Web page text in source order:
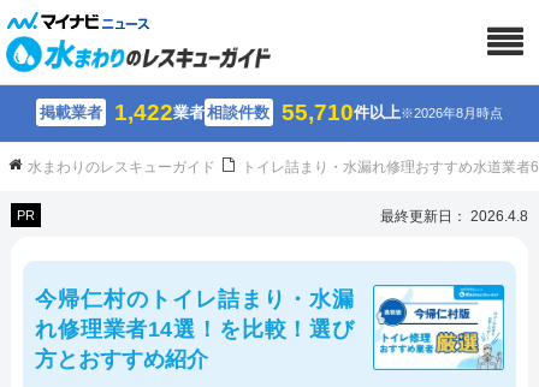
掲載業者 1,422業者相談件数 55,710件以上※2026年8月時点
水まわりのレスキューガイド トイレ詰まり・水漏れ修理おすすめ水道業
PR 最終更新日： 2026.4.8
今帰仁村のトイレ詰まり・水漏
れ修理業者14選！を比較！選び
方とおすすめ紹介